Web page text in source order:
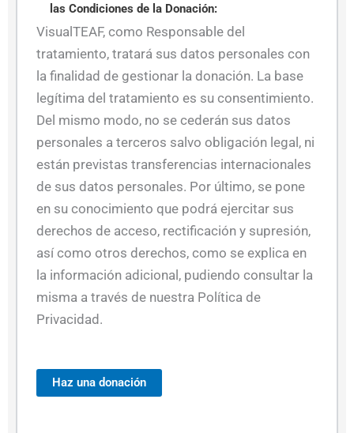
las Condiciones de la Donación:
VisualTEAF, como Responsable del
tratamiento, tratará sus datos personales con
la finalidad de gestionar la donación. La base
legítima del tratamiento es su consentimiento.
Del mismo modo, no se cederán sus datos
personales a terceros salvo obligación legal, ni
están previstas transferencias internacionales
de sus datos personales. Por último, se pone
en su conocimiento que podrá ejercitar sus
derechos de acceso, rectificación y supresión,
así como otros derechos, como se explica en
la información adicional, pudiendo consultar la
misma a través de nuestra Política de
Privacidad.